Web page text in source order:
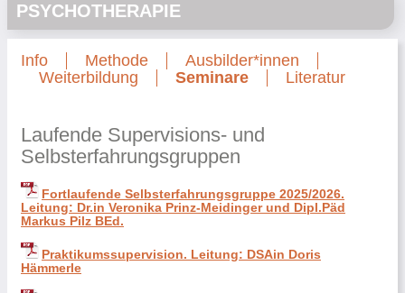
PSYCHOTHERAPIE
Info Methode
Ausbilder*innen
Weiterbildung
Seminare Literatur
Laufende Supervisions- und
Selbsterfahrungsgruppen
Fortlaufende Selbsterfahrungsgruppe 2025/2026.
Leitung: Dr.in Veronika Prinz-Meidinger und Dipl.Päd
Markus Pilz BEd.
Praktikumssupervision. Leitung: DSAin Doris
Hämmerle